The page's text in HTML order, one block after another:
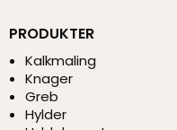
PRODUKTER
Kalkmaling
Knager
Greb
Hylder